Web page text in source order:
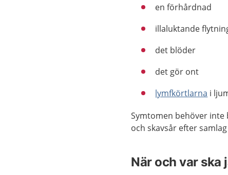
en förhårdnad
illaluktande
det blöder
det gör ont
lymfkörtlarna i
Symtomen behöver inte
och skavsår efter
När och var ska